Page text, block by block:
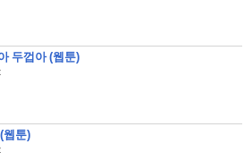
두껍아 (웹툰)
웹툰)